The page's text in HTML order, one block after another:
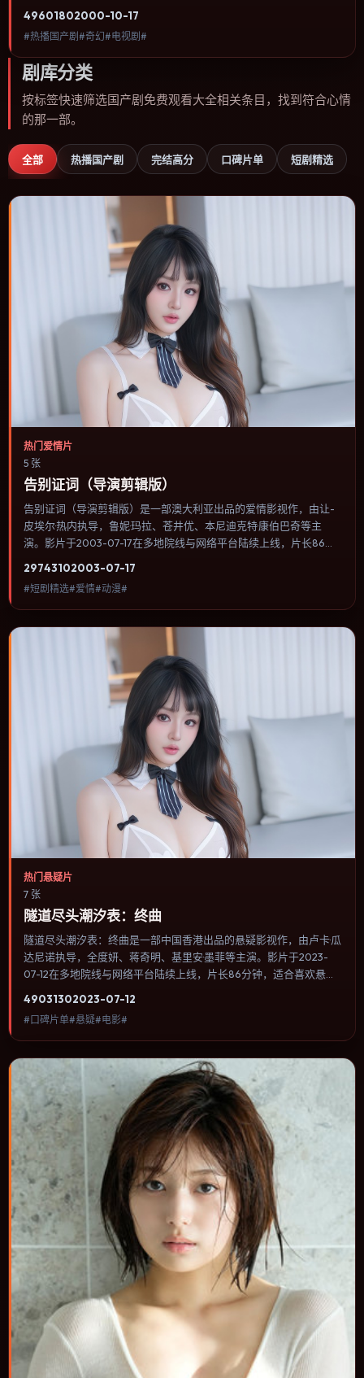
情节推进，节奏与视听语言统一，可作为休闲观影或类型片补片的选
择。
49601802000-10-17
#热播国产剧#奇幻#电视剧#
剧库分类
按标签快速筛选国产剧免费观看大全相关条目，找到符合心情
的那一部。
全部 热播国产剧 完结高分 口碑片单 短剧精选
热门爱情片
5 张
告别证词（导演剪辑版）
告别证词（导演剪辑版）是一部澳大利亚出品的爱情影视作，由让-
皮埃尔·热内执导，鲁妮·玛拉、苍井优、本尼迪克特·康伯巴奇等主
演。影片于2003-07-17在多地院线与网络平台陆续上线，片长86分
聚焦人物选择与情节推进，节奏与视听语言统一，可作为休闲观影或
类型片补片的选择。
29743102003-07-17
#短剧精选#爱情#动漫#
热门悬疑片
7 张
隧道尽头潮汐表：终曲
隧道尽头潮汐表：终曲是一部中国香港出品的悬疑影视作，由卢卡·瓜
达尼诺执导，全度妍、蒋奇明、基里安·墨菲等主演。影片于2023-
07-12在多地院线与网络平台陆续上线，片长86分钟，适合喜欢悬疑
与情节推进，节奏与视听语言统一，可作为休闲观影或类型片补片的
选择。
49031302023-07-12
#口碑片单#悬疑#电影#